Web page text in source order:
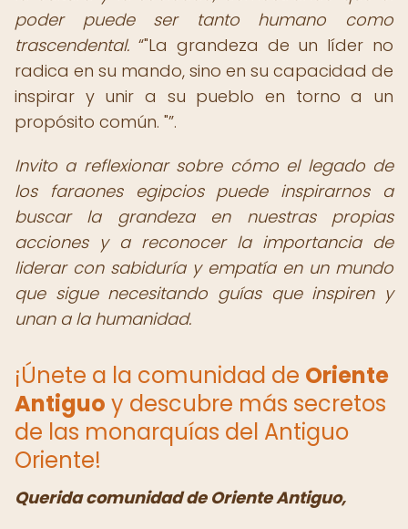
poder puede ser tanto humano como
trascendental.
"La grandeza de un líder no
radica en su mando, sino en su capacidad de
inspirar y unir a su pueblo en torno a un
propósito común. " .
Invito a reflexionar sobre cómo el legado de
los faraones egipcios puede inspirarnos a
buscar la grandeza en nuestras propias
acciones y a reconocer la importancia de
liderar con sabiduría y empatía en un mundo
que sigue necesitando guías que inspiren y
unan a la humanidad.
¡Únete a la comunidad de Oriente
Antiguo y descubre más secretos
de las monarquías del Antiguo
Oriente!
Querida comunidad de Oriente Antiguo,